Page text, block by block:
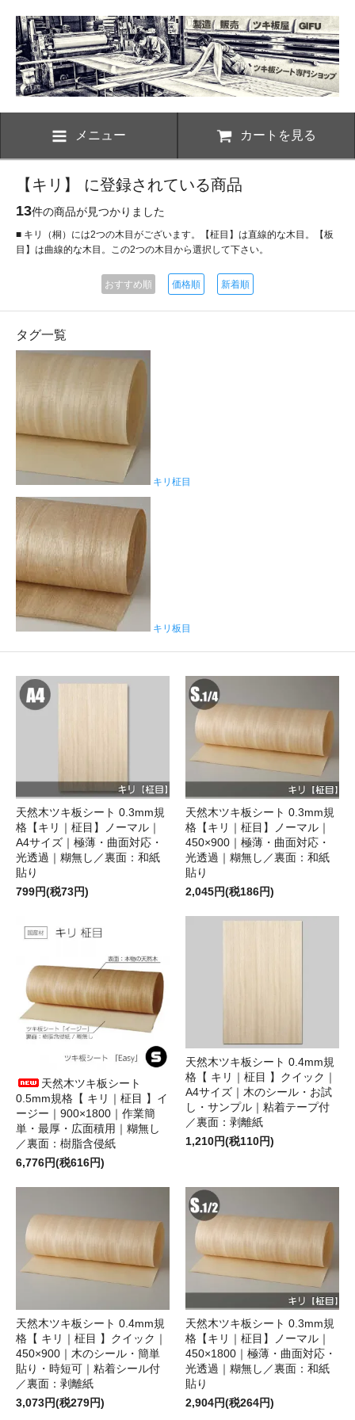
メニュー カートを見る
【キリ】 に登録されている商品
13件の商品が見つかりました
■ キリ（桐）には2つの木目がございます。【柾目】は直線的な木目。【板
目】は曲線的な木目。この2つの木目から選択して下さい。
おすすめ順 価格順 新着順
タグ一覧
キリ柾目
キリ板目
天然木ツキ板シート 0.3mm規
格【キリ｜柾目】ノーマル｜
A4サイズ｜極薄・曲面対応・
光透過｜糊無し／裏面：和紙
貼り
799円(税73円)
天然木ツキ板シート 0.3mm規
格【キリ｜柾目】ノーマル｜
450×900｜極薄・曲面対応・
光透過｜糊無し／裏面：和紙
貼り
2,045円(税186円)
天然木ツキ板シート
0.5mm規格【 キリ｜柾目 】イ
ージー｜900×1800｜作業簡
単・最厚・広面積用｜糊無し
／裏面：樹脂含侵紙
6,776円(税616円)
天然木ツキ板シート 0.4mm規
格【 キリ｜柾目 】クイック｜
A4サイズ｜木のシール・お試
し・サンプル｜粘着テープ付
／裏面：剥離紙
1,210円(税110円)
天然木ツキ板シート 0.4mm規
格【 キリ｜柾目 】クイック｜
450×900｜木のシール・簡単
貼り・時短可｜粘着シール付
／裏面：剥離紙
3,073円(税279円)
天然木ツキ板シート 0.3mm規
格【キリ｜柾目】ノーマル｜
450×1800｜極薄・曲面対応・
光透過｜糊無し／裏面：和紙
貼り
2,904円(税264円)